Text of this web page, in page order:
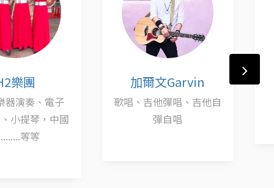
加爾文Garvin
歌唱、吉他彈唱、吉他自
彈自唱
多樂園多多
吉他彈唱